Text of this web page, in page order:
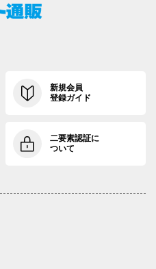
新規会員
登録ガイド
二要素認証に
ついて